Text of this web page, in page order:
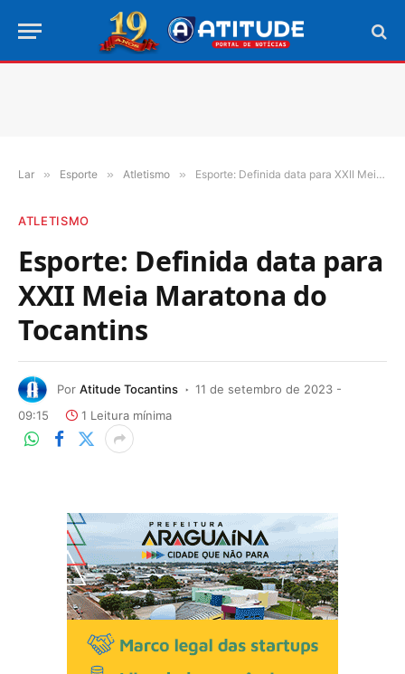
Lar » Esporte » Atletismo » Esporte: Definida data para XXII Meia Maratona do Tocantins
ATLETISMO
Esporte: Definida data para
XXII Meia Maratona do
Tocantins
Por Atitude Tocantins
11 de setembro de 2023 -
09:15
1 Leitura mínima